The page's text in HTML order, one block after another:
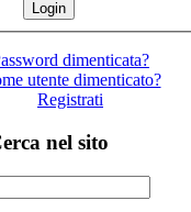
dimenticata?
utente dimenticato?
Registrati
nel sito